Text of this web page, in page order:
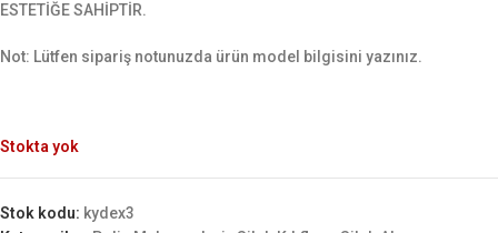
ESTETİĞE SAHİPTİR.
Not: Lütfen sipariş notunuzda ürün model bilgisini yazınız.
Stokta yok
Stok kodu: kydex3